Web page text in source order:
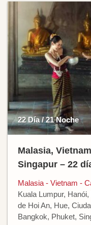
22 Día / 21 Noche
Malasia,
Singapur – 22
Malasia - Vietnam -
Kuala Lumpur,
de Hoi An, Hue,
Bangkok, Phuket,